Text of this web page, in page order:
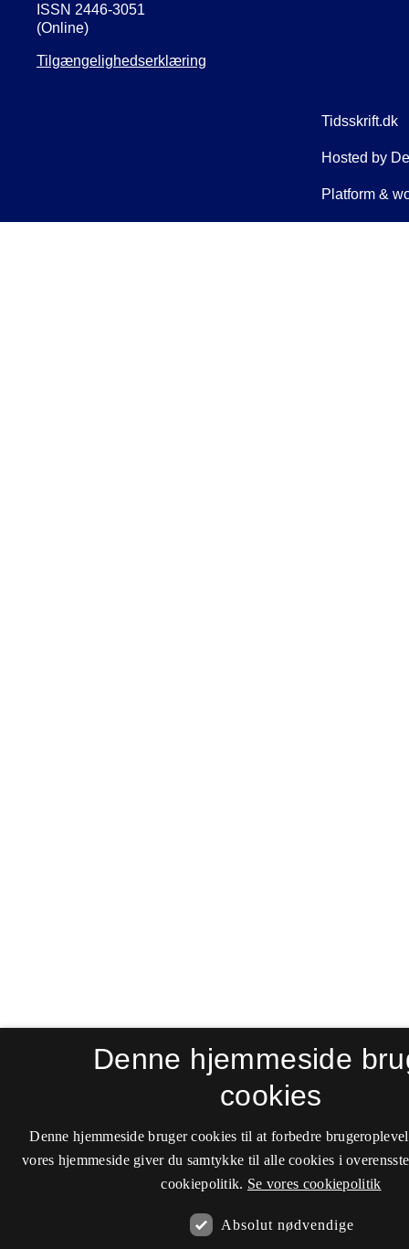
ISSN 2446-3051
(Online)
Tilgængelighedserklæring
Denne hjemmeside
cookies
Denne hjemmeside bruger cookies til at forbedre
vores hjemmeside giver du samtykke til alle cookies i
cookiepolitik. Se vores cookiepolitik
Absolut nødvendige